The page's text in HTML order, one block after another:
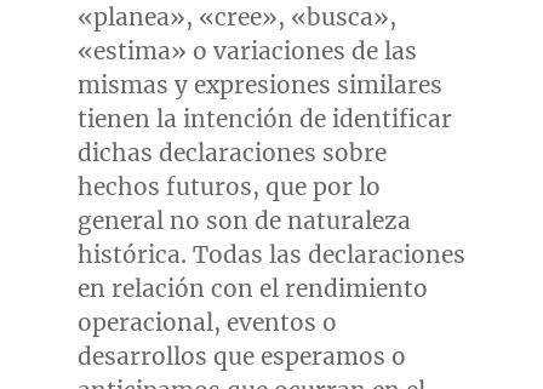
«planea», «cree», «busca»,
«estima» o variaciones de las
mismas y expresiones similares
tienen la intención de identificar
dichas declaraciones sobre
hechos futuros, que por lo
general no son de naturaleza
histórica. Todas las declaraciones
en relación con el rendimiento
operacional, eventos o
desarrollos que esperamos o